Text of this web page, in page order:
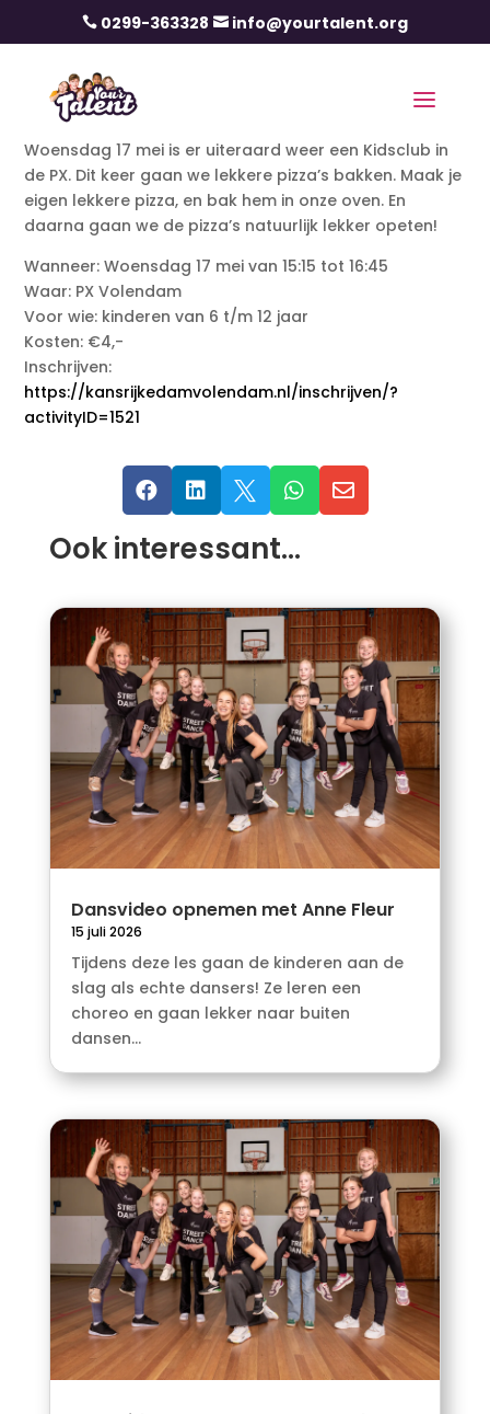
 0299-363328  info@yourtalent.org
Woensdag 17 mei is er uiteraard weer een Kidsclub in
de PX. Dit keer gaan we lekkere pizza’s bakken. Maak je
eigen lekkere pizza, en bak hem in onze oven. En
daarna gaan we de pizza’s natuurlijk lekker opeten!
Wanneer: Woensdag 17 mei van 15:15 tot 16:45
Waar: PX Volendam
Voor wie: kinderen van 6 t/m 12 jaar
Kosten: €4,-
Inschrijven:
https://kansrijkedamvolendam.nl/inschrijven/?
activityID=1521
    
Ook interessant…
Dansvideo opnemen met Anne Fleur
15 juli 2026
Tijdens deze les gaan de kinderen aan de
slag als echte dansers! Ze leren een
choreo en gaan lekker naar buiten
dansen...